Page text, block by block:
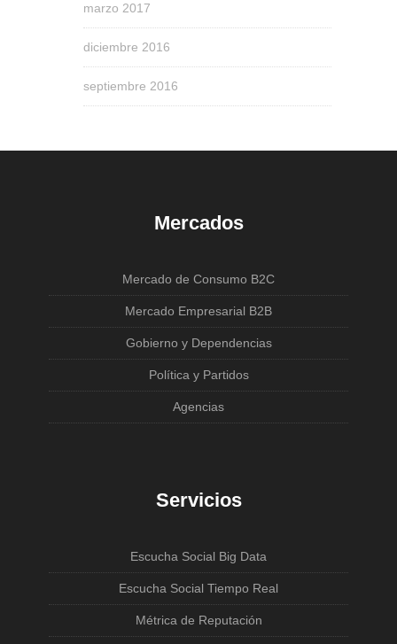
marzo 2017
diciembre 2016
septiembre 2016
Mercados
Mercado de Consumo B2C
Mercado Empresarial B2B
Gobierno y Dependencias
Política y Partidos
Agencias
Servicios
Escucha Social Big Data
Escucha Social Tiempo Real
Métrica de Reputación